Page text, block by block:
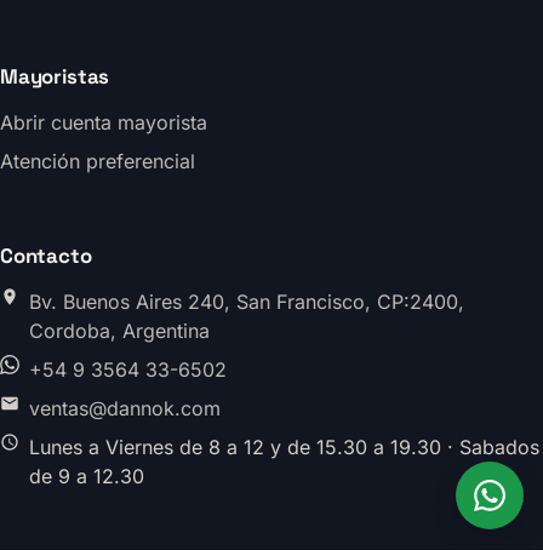
Mayoristas
Abrir cuenta mayorista
Atención preferencial
Contacto
Bv. Buenos Aires 240, San Francisco, CP:2400,
Cordoba, Argentina
+54 9 3564 33-6502
ventas@dannok.com
Lunes a Viernes de 8 a 12 y de 15.30 a 19.30 · Sabados
de 9 a 12.30